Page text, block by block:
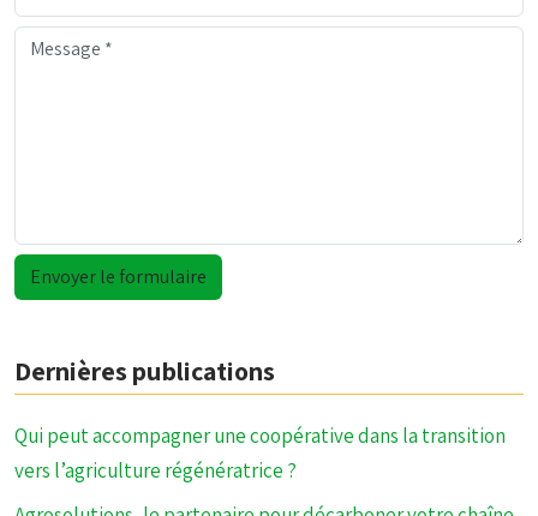
Dernières publications
Qui peut accompagner une coopérative dans la transition
vers l’agriculture régénératrice ?